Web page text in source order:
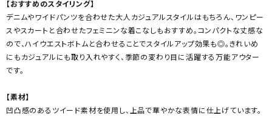
【おすすめのスタイリング】
デニムやワイドパンツを合わせた大人カジュアルスタイルはもちろん、ワンピー
スやスカートと合わせたフェミニンな着こなしもおすすめ。コンパクトな丈感な
ので、ハイウエストボトムと合わせることでスタイルアップ効果も◎。きれいめ
にもカジュアルにも取り入れやすく、季節の変わり目に活躍する万能アウター
です。
【素材】
凹凸感のあるツイード素材を使用し、上品で華やかな表情に仕上げています。